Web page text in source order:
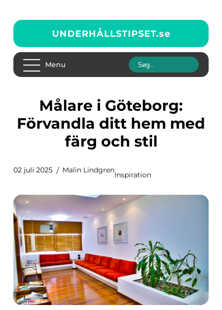
UNDERHÅLLSTIPSET.se
Menu
Målare i Göteborg:
Förvandla ditt hem med
färg och stil
02 juli 2025 Malin Lindgren
Inspiration